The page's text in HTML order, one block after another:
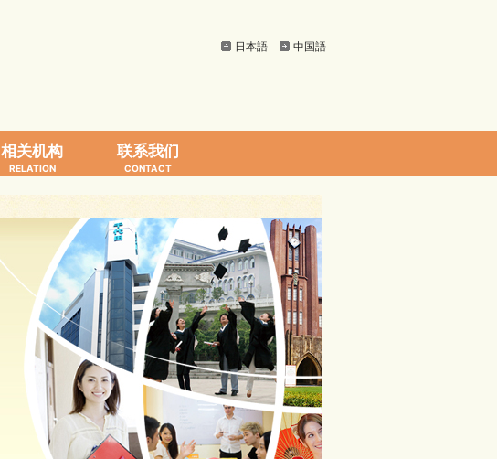
日本語 中国語
相关机构
RELATION
联系我们
CONTACT